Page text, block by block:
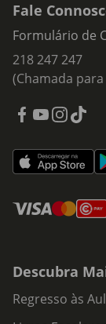
Fale
Formulário de
218 247 247
(Chamada
Descubra
Regresso às